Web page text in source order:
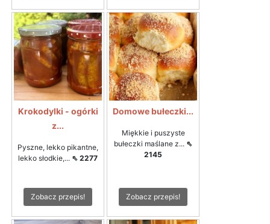
Krokodylki - ogórki
z...
Pyszne, lekko pikantne,
lekko słodkie,... ⇖ 2277
Zobacz przepis!
Domowe bułeczki...
Miękkie i puszyste
bułeczki maślane z... ⇖
2145
Zobacz przepis!